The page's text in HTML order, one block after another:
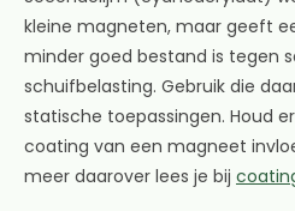
kleine magneten, maar geeft
minder goed bestand is tegen
schuifbelasting. Gebruik die
statische toepassingen. Houd
coating van een magneet
meer daarover lees je bij